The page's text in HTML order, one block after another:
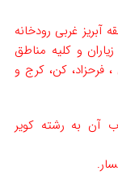
آبریز غربی رودخانه
و کلیه مناطق
، فرحزاد، کن، کرج و
آن به رشته کویر